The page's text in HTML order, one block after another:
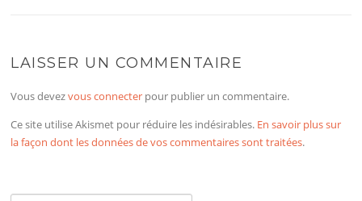
LAISSER UN COMMENTAIRE
Vous devezvous connecter pour publier un commentaire.
Ce site utilise Akismet pour réduire les indésirables. En savoir plus sur
la façon dont les données de vos commentaires sont traitées.